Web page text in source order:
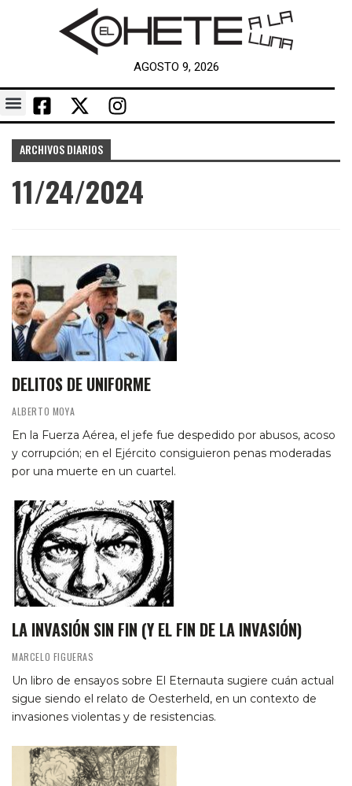
AGOSTO 9, 2026
ARCHIVOS DIARIOS
11/24/2024
DELITOS DE UNIFORME
ALBERTO MOYA
En la Fuerza Aérea, el jefe fue despedido por abusos, acoso
y corrupción; en el Ejército consiguieron penas moderadas
por una muerte en un cuartel.
LA INVASIÓN SIN FIN (Y EL FIN DE LA INVASIÓN)
MARCELO FIGUERAS
Un libro de ensayos sobre El Eternauta sugiere cuán actual
sigue siendo el relato de Oesterheld, en un contexto de
invasiones violentas y de resistencias.